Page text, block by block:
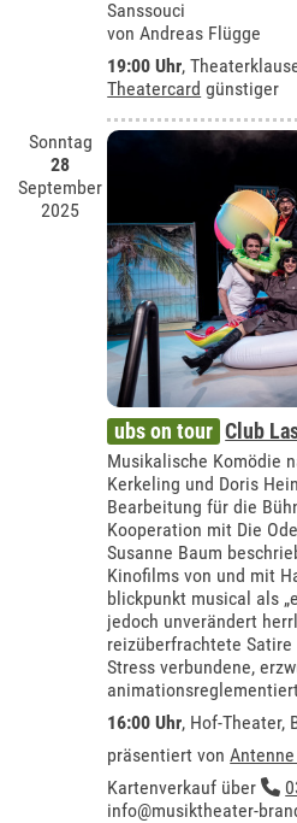
Sanssouci
von Andreas Flügge
19:00 Uhr,
Theatercard günstiger
Sonntag
28
September
2025
ubs on tour Club
Musikalische Komödie
Kerkeling und Doris
Bearbeitung für die
Kooperation mit Die
Susanne Baum
Kinofilms von und mit
blickpunkt musical als
jedoch unverändert
reizüberfrachtete
Stress verbundene,
16:00 Uhr, Hof-Theater,
präsentiert von
Kartenverkauf über
info@musiktheater-